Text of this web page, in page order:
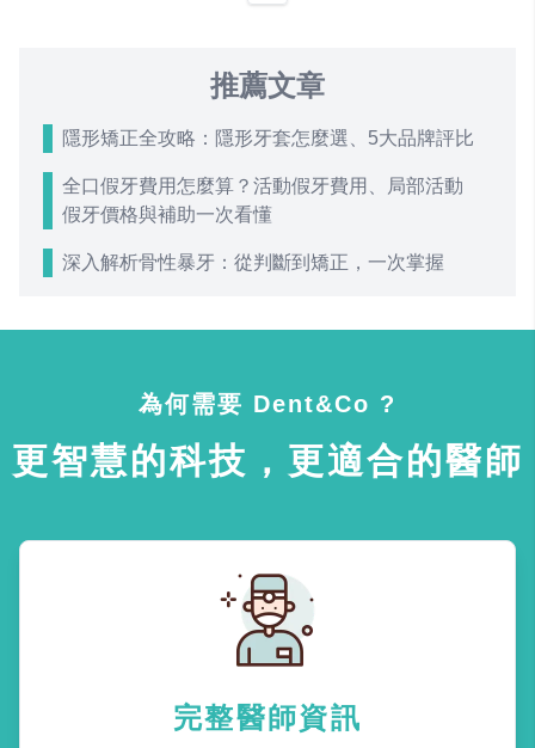
推薦文章
隱形矯正全攻略：隱形牙套怎麼選、5大品牌評比
全口假牙費用怎麼算？活動假牙費用、局部活動
假牙價格與補助一次看懂
深入解析骨性暴牙：從判斷到矯正，一次掌握
為何需要 Dent&Co ?
更智慧的科技，更適合的醫師
完整醫師資訊